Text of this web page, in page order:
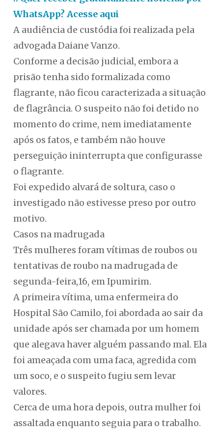
WhatsApp? Acesse aqui
A audiência de custódia foi realizada pela
advogada Daiane Vanzo.
Conforme a decisão judicial, embora a
prisão tenha sido formalizada como
flagrante, não ficou caracterizada a situação
de flagrância. O suspeito não foi detido no
momento do crime, nem imediatamente
após os fatos, e também não houve
perseguição ininterrupta que configurasse
o flagrante.
Foi expedido alvará de soltura, caso o
investigado não estivesse preso por outro
motivo.
Casos na madrugada
Três mulheres foram vítimas de roubos ou
tentativas de roubo na madrugada de
segunda-feira,16, em Ipumirim.
A primeira vítima, uma enfermeira do
Hospital São Camilo, foi abordada ao sair da
unidade após ser chamada por um homem
que alegava haver alguém passando mal. Ela
foi ameaçada com uma faca, agredida com
um soco, e o suspeito fugiu sem levar
valores.
Cerca de uma hora depois, outra mulher foi
assaltada enquanto seguia para o trabalho.